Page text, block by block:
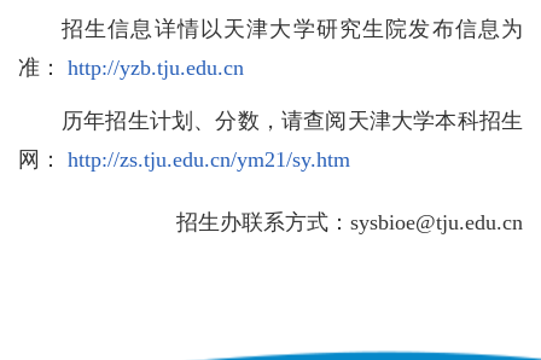
招生信息详情以天津大学研究生院发布信息为
准： http://yzb.tju.edu.cn
历年招生计划、分数，请查阅天津大学本科招生
网： http://zs.tju.edu.cn/ym21/sy.htm
招生办联系方式：sysbioe@tju.edu.cn